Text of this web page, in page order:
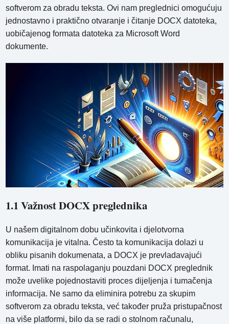
softverom za obradu teksta. Ovi nam preglednici omogućuju
jednostavno i praktično otvaranje i čitanje DOCX datoteka,
uobičajenog formata datoteka za Microsoft Word
dokumente.
1.1 Važnost DOCX preglednika
U našem digitalnom dobu učinkovita i djelotvorna
komunikacija je vitalna. Često ta komunikacija dolazi u
obliku pisanih dokumenata, a DOCX je prevladavajući
format. Imati na raspolaganju pouzdani DOCX preglednik
može uvelike pojednostaviti proces dijeljenja i tumačenja
informacija. Ne samo da eliminira potrebu za skupim
softverom za obradu teksta, već također pruža pristupačnost
na više platformi, bilo da se radi o stolnom računalu,